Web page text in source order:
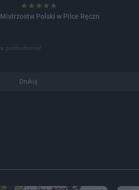
Mistrzostw Polski w Piłce Ręcznej Plażowej...
pochodzenia!
Drukuj